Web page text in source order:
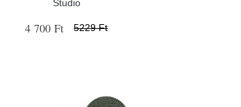
Studio
4 700 Ft 5229 Ft